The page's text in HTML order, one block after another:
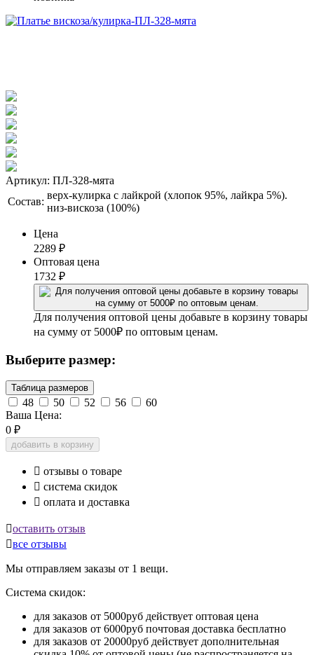
Артикул: ПЛ-328-мята
Состав:
верх-кулирка с лайкрой (хлопок 95%, лайкра 5%).
низ-вискоза (100%)
Цена
2289 ₽
Оптовая цена
1732 ₽
Для получения оптовой цены добавьте в корзину товары
на сумму от 5000₽ по оптовым ценам.
Выберите размер:
Таблица размеров
48 50 52 56
60
Ваша Цена:
0 ₽
добавить в корзину
 отзывы о товаре
 система скидок
 оплата и доставка
оставить отзыв
все отзывы
Мы отправляем заказы от 1 вещи.
Система скидок:
для заказов от 5000руб действует оптовая цена
для заказов от 6000руб почтовая доставка бесплатно
для заказов от 20000руб действует дополнительная